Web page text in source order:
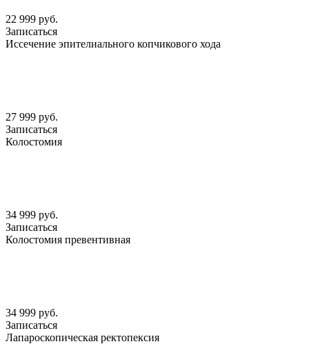
22 999 руб.
Записаться
Иссечение эпителиального копчикового хода
27 999 руб.
Записаться
Колостомия
34 999 руб.
Записаться
Колостомия превентивная
34 999 руб.
Записаться
Лапароскопическая ректопексия